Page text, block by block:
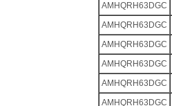
AMHQRH63DGC
AMHQRH63DGC
AMHQRH63DGC
AMHQRH63DGC
AMHQRH63DGC
AMHQRH63DGC